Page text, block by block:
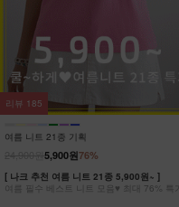
여름 니트 21종 기획
76%
5,900원
[ 나크 추천 여름 니트 21종 5,900원~ ]
여름 필수 베스트 니트 모음♥ 최대 76% 특가
리뷰 185